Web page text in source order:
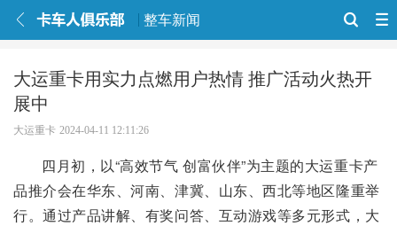
整车新闻
大运重卡用实力点燃用户热情 推广活动火热开
展中
大运重卡 2024-04-11 12:11:26
四月初，以“高效节气 创富伙伴”为主题的大运重卡产
品推介会在华东、河南、津冀、山东、西北等地区隆重举
行。通过产品讲解、有奖问答、互动游戏等多元形式，大